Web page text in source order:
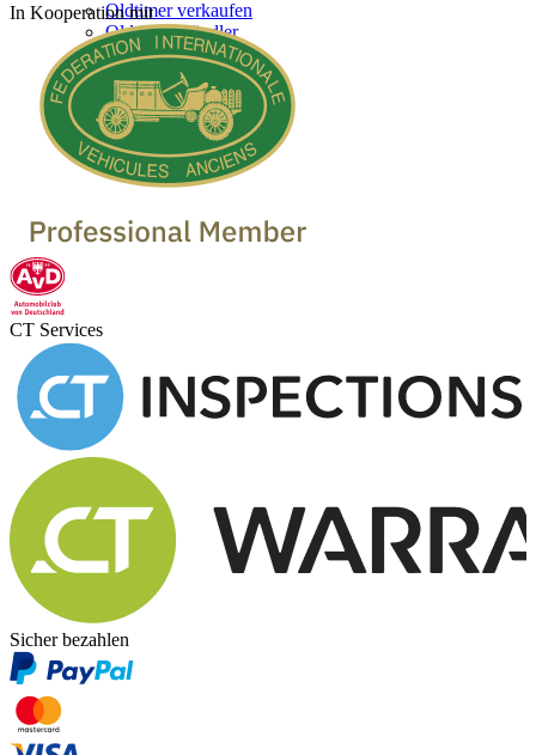
Oldtimer verkaufen
Oldtimer Händler
In Kooperation mit
CT Services
Sicher bezahlen